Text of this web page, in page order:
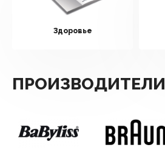
Здоровье
ПРОИЗВОДИТЕЛИ